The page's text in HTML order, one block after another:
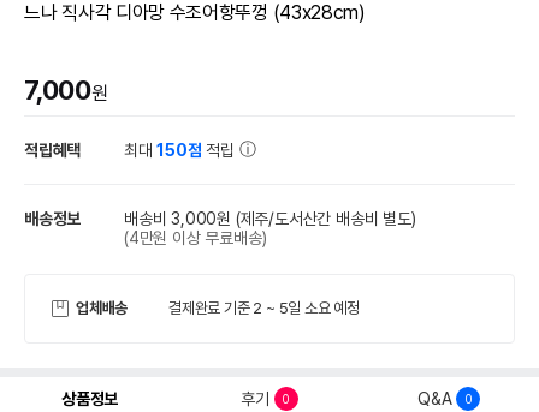
느나 직사각 디아망 수조어항뚜껑 (43x28cm)
7,000원
적립혜택 최대150점 적립
배송정보 배송비 3,000원 (제주/도서산간 배송비 별도)
(4만원 이상 무료배송)
업체배송 결제완료 기준 2 ~ 5일 소요 예정
상품정보 후기 0 Q&A 0